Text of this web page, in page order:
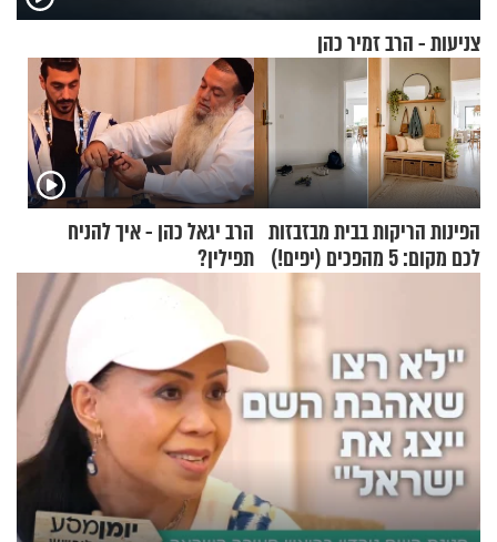
צניעות - הרב זמיר כהן
הפינות הריקות בבית מבזבזות
לכם מקום: 5 מהפכים (יפים!)
שאפשר לעשות כבר היום
הרב יגאל כהן - איך להניח
תפילין?